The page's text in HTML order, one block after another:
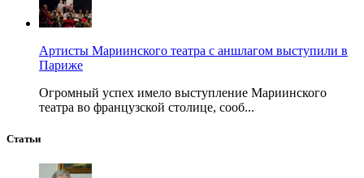
Артисты Мариинского театра с аншлагом выступили в
Париже
Огромный успех имело выступление Мариинского
театра во французской столице, сооб...
Статьи